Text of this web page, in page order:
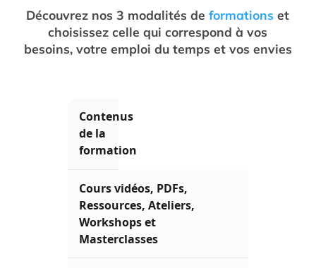
Découvrez nos 3 modalités deformations et
choisissez celle qui correspond à vos
besoins, votre emploi du temps et vos envies
Contenus
de la
formation
Cours vidéos, PDFs,
Ressources, Ateliers,
Workshops et
Masterclasses